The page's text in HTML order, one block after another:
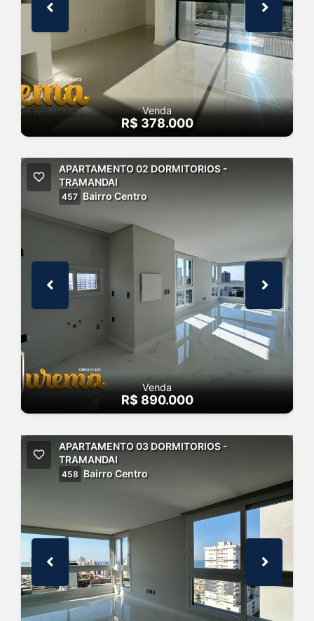
Venda
R$ 378.000
APARTAMENTO 02 DORMITORIOS -
TRAMANDAI
457 Bairro Centro
Venda
R$ 890.000
APARTAMENTO 03 DORMITORIOS -
TRAMANDAI
458 Bairro Centro